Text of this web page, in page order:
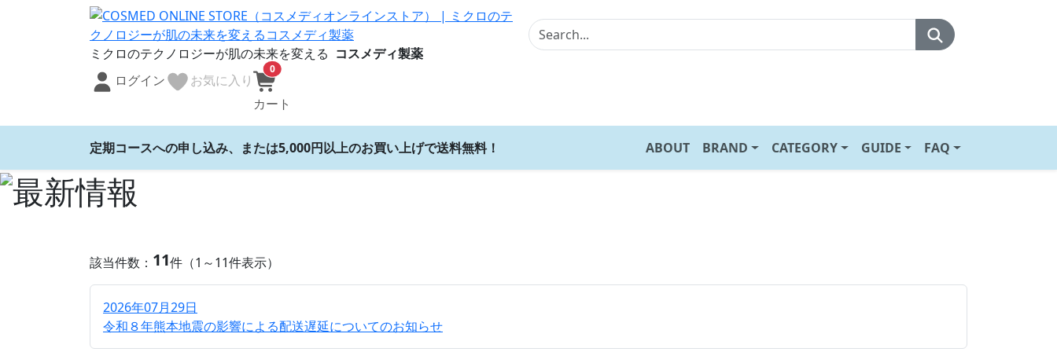
ミクロのテクノロジーが肌の未来を変える コスメディ製薬
ログイン
お気に入り
0
カート
定期コースへの申し込み、または5,000円以上のお買い上げで送料無料！ ABOUT BRAND CATEGORY GUIDE FAQ
該当件数： 11件（1～11件表示）
2026年07月29日
令和８年熊本地震の影響による配送遅延についてのお知らせ